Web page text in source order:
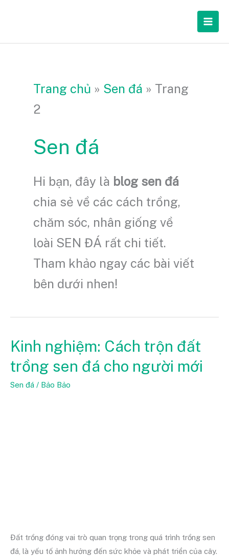
Main
Trang chủ » Sen đá » Trang
2
Sen đá
Hi bạn, đây là blog sen đá
chia sẻ về các cách trồng,
chăm sóc, nhân giống về
loài SEN ĐÁ rất chi tiết.
Tham khảo ngay các bài viết
bên dưới nhen!
Kinh nghiệm: Cách trộn đất
trồng sen đá cho người mới
Sen đá / Bảo Bảo
Đất trồng đóng vai trò quan trọng trong quá trình trồng sen
đá, là yếu tố ảnh hưởng đến sức khỏe và phát triển của cây.
Kinh
Cách
trộn